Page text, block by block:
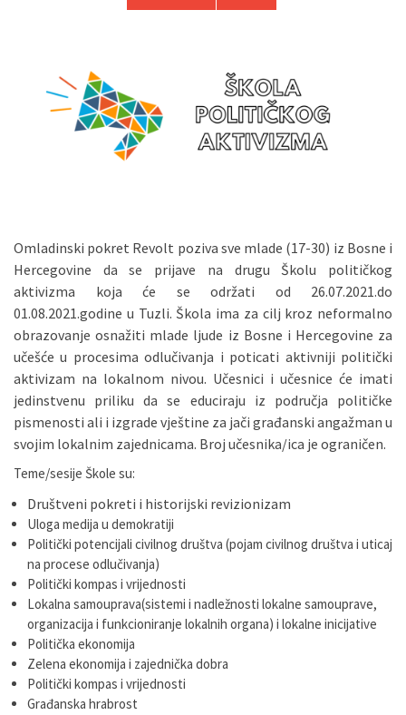
Omladinski pokret Revolt poziva sve mlade (17-30) iz Bosne i
Hercegovine da se prijave na drugu Školu političkog
aktivizma koja će se održati od 26.07.2021.do
01.08.2021.godine u Tuzli. Škola ima za cilj kroz neformalno
obrazovanje osnažiti mlade ljude iz Bosne i Hercegovine za
učešće u procesima odlučivanja i poticati aktivniji politički
aktivizam na lokalnom nivou. Učesnici i učesnice će imati
jedinstvenu priliku da se educiraju iz područja političke
pismenosti ali i izgrade vještine za jači građanski angažman u
svojim lokalnim zajednicama. Broj učesnika/ica je ograničen.
Teme/sesije Škole su:
Društveni pokreti i historijski revizionizam
Uloga medija u demokratiji
Politički potencijali civilnog društva (pojam civilnog društva i uticaj
na procese odlučivanja)
Politički kompas i vrijednosti
Lokalna samouprava(sistemi i nadležnosti lokalne samouprave,
organizacija i funkcioniranje lokalnih organa) i lokalne inicijative
Politička ekonomija
Zelena ekonomija i zajednička dobra
Politički kompas i vrijednosti
Građanska hrabrost